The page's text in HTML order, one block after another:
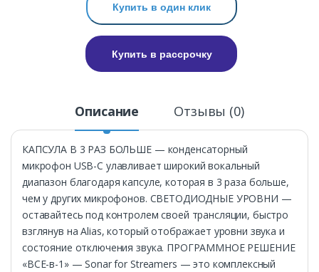
Купить в один клик
Купить в рассрочку
Описание Отзывы (0)
КАПСУЛА В 3 РАЗ БОЛЬШЕ — конденсаторный
микрофон USB-C улавливает широкий вокальный
диапазон благодаря капсуле, которая в 3 раза больше,
чем у других микрофонов. СВЕТОДИОДНЫЕ УРОВНИ —
оставайтесь под контролем своей трансляции, быстро
взглянув на Alias, который отображает уровни звука и
состояние отключения звука. ПРОГРАММНОЕ РЕШЕНИЕ
«ВСЕ-в-1» — Sonar for Streamers — это комплексный